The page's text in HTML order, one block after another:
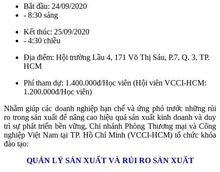
Bắt đầu: 24/09/2020
- 8:30 sáng
Kết thúc: 25/09/2020
- 4:30 chiều
Địa điểm: Hội trường Lầu 4, 171 Võ Thị Sáu, P.7, Q. 3, TP.
HCM
Phí tham dự: 1.400.000đ/Học viên (Hội viên VCCI-HCM:
1.200.000đ/Học viên)
Nhằm giúp các doanh nghiệp hạn chế và ứng phó trước những rủi
ro trong sản xuất để nâng cao hiệu quả sản xuất kinh doanh và duy
trì sự phát triển bền vững, Chi nhánh Phòng Thương mại và Công
nghiệp Việt Nam tại TP. Hồ Chí Minh (VCCI-HCM) tổ chức khóa
đào tạo:
QUẢN LÝ SẢN XUẤT VÀ RỦI RO SẢN XUẤT